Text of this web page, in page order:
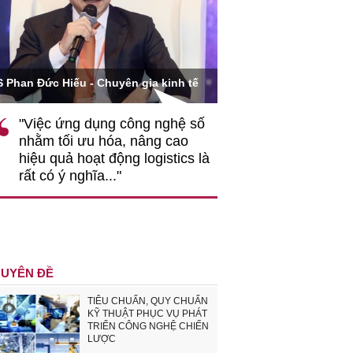
Phan Đức Hiếu - Chuyên gia kinh tế
"Việc ứng dụng công nghệ số
nhằm tối ưu hóa, nâng cao
hiệu quả hoạt động logistics là
rất có ý nghĩa..."
ĐỀ
TIÊU CHUẨN, QUY CHUẨN
KỸ THUẬT PHỤC VỤ PHÁT
TRIỂN CÔNG NGHỆ CHIẾN
LƯỢC